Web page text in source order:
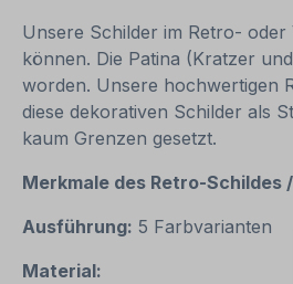
Unsere Schilder im Retro-
können. Die Patina (Kratzer
worden. Unsere hochwertigen
diese dekorativen Schilder als
kaum Grenzen gesetzt.
Merkmale des Retro-Schildes
Ausführung: 5 Farbvarianten
Material: